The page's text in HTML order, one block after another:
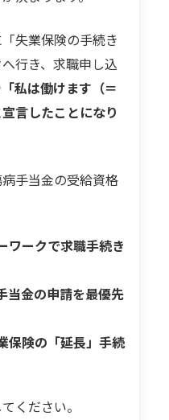
失業保険の手続き
行き、求職申し込
「私は働けます（＝
言したことになり
手当金の受給資格
ワークで求職手続き
当金の申請を最優先
保険の「延長」手続
ください。